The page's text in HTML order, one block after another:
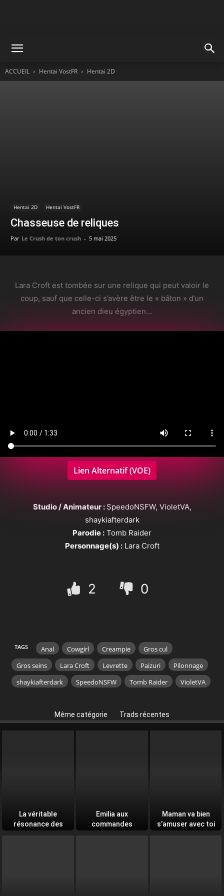
ACCUEIL Hentai VostFR Hentai 2D
Hentai 2D Hentai VostFR
Chasseuse de reliques
Par Le Crush de ton crush - 5 mai 2025
Lara Croft est tombée sur une relique qui peut valoir le
coup, sauf que celle-ci s’avère être le « bâton » d’un
ancien dieu égyptien…
Lien Alternatif (VOE)
Studio / Animateur : SpeedoNSFW, VioletVA,
shaykiafterdark
Parodie : Tomb Raider
Personnage(s) :Lara Croft
2 0
TAGS Anal Cowgirl Creampie
Gros cul
Gros seins
Lara Croft Levrette Paizuri
Pilonnage
shaykiafterdark
SpeedoNSFW Tomb Raider VioletVA
Même catégorie Trads récentes
La véritable
résonance des
Emilia aux
commandes
Maman va bien
s’amuser avec toi